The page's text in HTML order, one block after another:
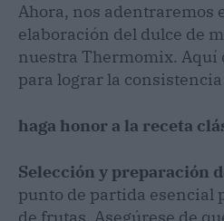
Ahora, nos adentraremos
elaboración del dulce de
nuestra Thermomix. Aquí
para lograr la
haga honor a la receta
Selección y preparación
punto de partida esencial